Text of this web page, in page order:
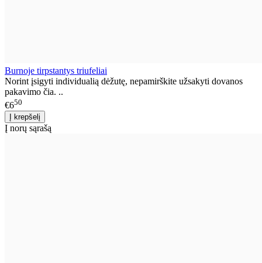
Burnoje tirpstantys triufeliai
Norint įsigyti individualią dėžutę, nepamirškite užsakyti dovanos
pakavimo čia. ..
€650
Į norų sąrašą